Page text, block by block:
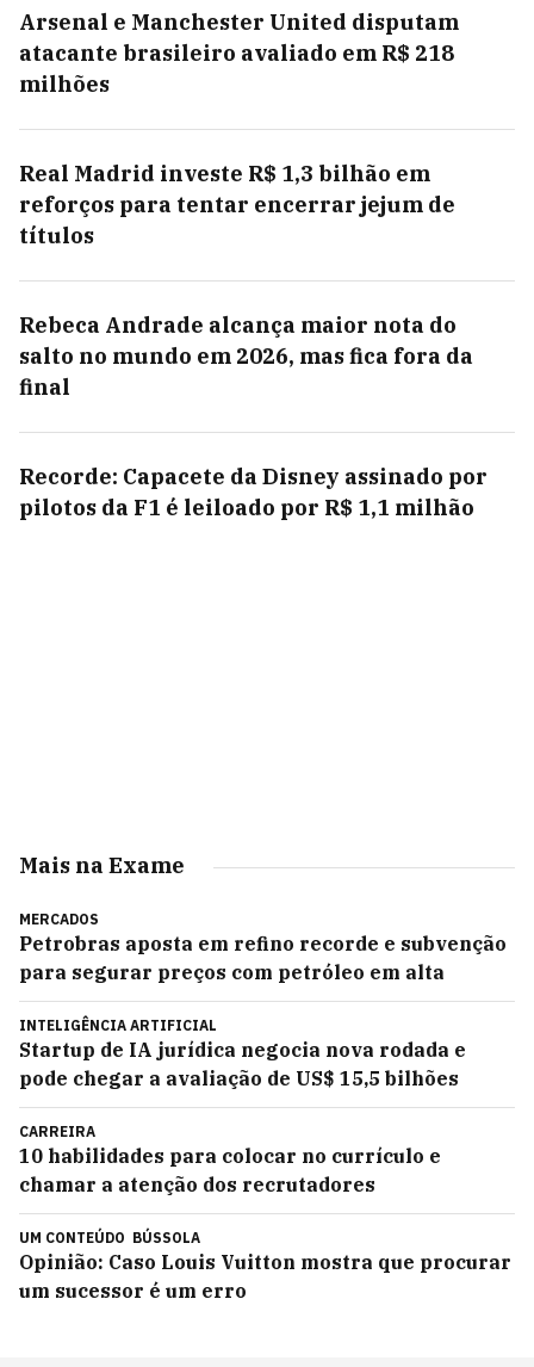
Arsenal e Manchester United disputam
atacante brasileiro avaliado em R$ 218
milhões
Real Madrid investe R$ 1,3 bilhão em
reforços para tentar encerrar jejum de
títulos
Rebeca Andrade alcança maior nota do
salto no mundo em 2026, mas fica fora da
final
Recorde: Capacete da Disney assinado por
pilotos da F1 é leiloado por R$ 1,1 milhão
Mais na Exame
MERCADOS
Petrobras aposta em refino recorde e subvenção
para segurar preços com petróleo em alta
INTELIGÊNCIA ARTIFICIAL
Startup de IA jurídica negocia nova rodada e
pode chegar a avaliação de US$ 15,5 bilhões
CARREIRA
10 habilidades para colocar no currículo e
chamar a atenção dos recrutadores
UM CONTEÚDO BÚSSOLA
Opinião: Caso Louis Vuitton mostra que procurar
um sucessor é um erro